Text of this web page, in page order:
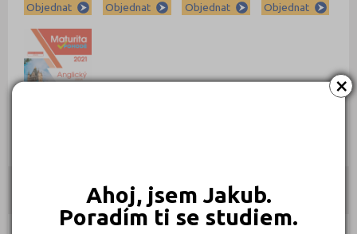
×
Ahoj, jsem Jakub.
Poradím ti se studiem.
Objednat
Objednat
Objednat
Objednat